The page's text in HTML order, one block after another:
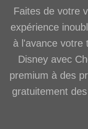
Faites de votre
expérience
à l'avance votre
Disney avec
premium à des
gratuitement